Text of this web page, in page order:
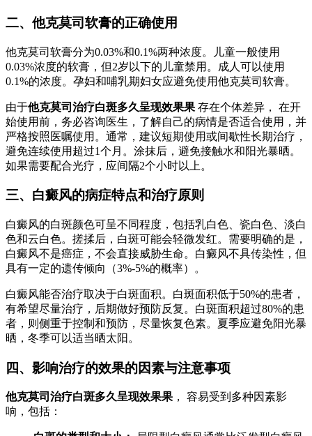
二、他克莫司软膏的正确使用
他克莫司软膏分为0.03%和0.1%两种浓度。儿童一般使用
0.03%浓度的软膏，但2岁以下的儿童禁用。成人可以使用
0.1%的浓度。孕妇和哺乳期妇女应避免使用他克莫司软膏。
由于他克莫司治疗白斑多久呈现效果果 存在个体差异， 在开
始使用前，务必咨询医生，了解自己的病情是否适合使用，并
严格按照医嘱使用。通常，建议短期使用或间歇性长期治疗，
避免连续使用超过1个月。涂抹后，避免接触水和阳光暴晒。
如果需要配合光疗，应间隔2个小时以上。
三、白癜风的病症特点和治疗原则
白癜风的白斑颜色可呈不同程度，包括乳白色、瓷白色、淡白
色和云白色。搓揉后，白斑可能会轻微发红。需要明确的是，
白癜风不是癌症，不会直接威胁生命。白癜风不具传染性，但
具有一定的遗传倾向（3%-5%的概率）。
白癜风能否治疗取决于白斑面积。白斑面积低于50%的患者，
有希望尽量治疗，后期做好预防反复。白斑面积超过80%的患
者，则侧重于控制和预防，尽量恢复色素。夏季应避免阳光暴
晒，冬季可以适当晒太阳。
四、影响治疗的效果的因素与注意事项
他克莫司治疗白斑多久呈现效果果， 容易受到多种因素影
响，包括：